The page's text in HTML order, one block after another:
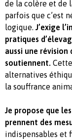
de la colère et de
parfois que c’est
logique. J’exige
pratiques
aussi une
soutiennent.
alternatives
la souffrance
Je propose que
prennent des
indispensables et